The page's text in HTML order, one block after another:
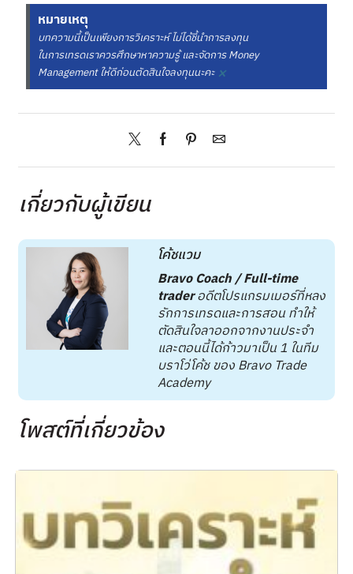
หมายเหตุ
บทความนี้เป็นเพียงการวิเคราะห์ ไม่ได้ชี้นำการลงทุน
ในการเทรดเราควรศึกษาหาความรู้ และจัดการ Money
Management ให้ดีก่อนตัดสินใจลงทุนนะคะ ×
เกี่ยวกับผู้เขียน
โค้ชแวม
Bravo Coach / Full-time
traderอดีตโปรแกรมเมอร์ที่หลง
รักการเทรดและการสอน ทำให้
ตัดสินใจลาออกจากงานประจำ
และตอนนี้ได้ก้าวมาเป็น 1 ในทีม
บราโว่โค้ช ของ Bravo Trade
Academy
โพสต์ที่เกี่ยวข้อง